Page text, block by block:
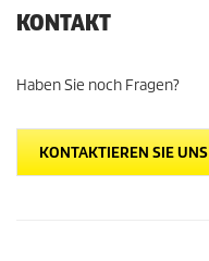
KONTAKT
Haben Sie noch Fragen?
KONTAKTIEREN SIE UNS